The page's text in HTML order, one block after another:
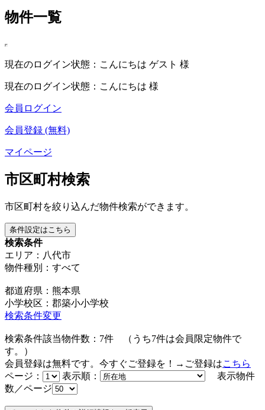
物件一覧
現在のログイン状態：こんにちは ゲスト 様
現在のログイン状態：こんにちは 様
会員ログイン
会員登録 (無料)
マイページ
市区町村検索
市区町村を絞り込んだ物件検索ができます。
条件設定はこちら
検索条件
エリア：八代市
物件種別：すべて
都道府県：熊本県
小学校区：郡築小小学校
検索条件変更
検索条件該当物件数： 7件 （うち7件は会員限定物件で
す。）
会員登録は無料です。今すぐご登録を！→ご登録はこちら
ページ：
表示順：
表示物件
数／ページ